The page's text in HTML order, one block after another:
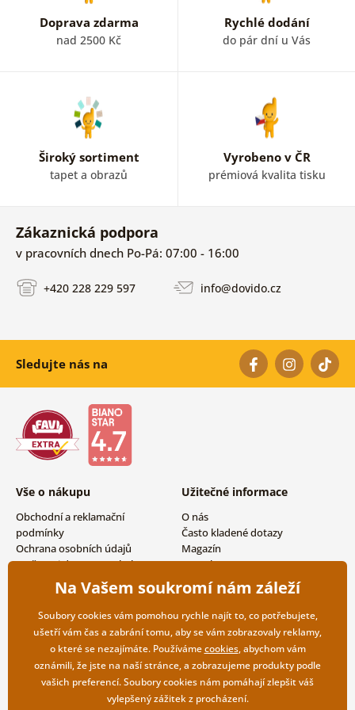
Doprava zdarma
nad 2500 Kč
Rychlé dodání
do pár dní u Vás
Široký sortiment
tapet a obrazů
Vyrobeno v ČR
prémiová kvalita tisku
Zákaznická podpora
v pracovních dnech Po-Pá: 07:00 - 16:00
+420 228 229 597 info@dovido.cz
Sledujte nás na
Vše o nákupu
Obchodní a reklamační
podmínky
Ochrana osobních údajů
Možnosti dopravy a platby
Vrácení zboží
Užitečné informace
O nás
Často kladené dotazy
Magazín
Kontakty
Velkoobchodní spolupráce
Na Vašem soukromí nám záleží
Soubory cookies vám pomohou rychle najít to, co potřebujete,
ušetří vám čas a zabrání tomu, aby se vám zobrazovaly reklamy,
o které se nezajímáte. Používámecookies, abychom vám
oznámili, že jste na naší stránce, a zobrazujeme produkty podle
vašich preferencí. Soubory cookies nám pomáhají zlepšit váš
vylepšený zážitek z procházení.